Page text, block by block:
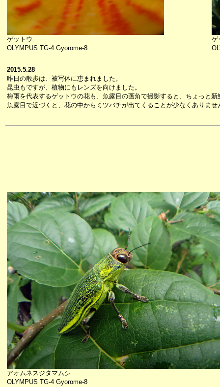
ゲットウ
OLYMPUS TG-4 Gyorome-8
ゲ
2015.5.28
昨日の散歩は、被写体に恵まれました。
昆虫もですが、植物にもレンズを向けました。
梅雨を代表するゲットウの花も、魚露目の画角で撮影すると、ちょっと新
魚露目で近づくと、花の中からミツバチが出てくることが少なくありませ
アオムネスジタマムシ
OLYMPUS TG-4 Gyorome-8